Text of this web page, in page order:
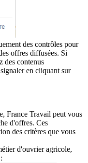
des contrôles pour
offres diffusées. Si
des contenus
en cliquant sur
France Travail peut vous
d'offres. Ces
des critères que vous
d'ouvrier agricole,